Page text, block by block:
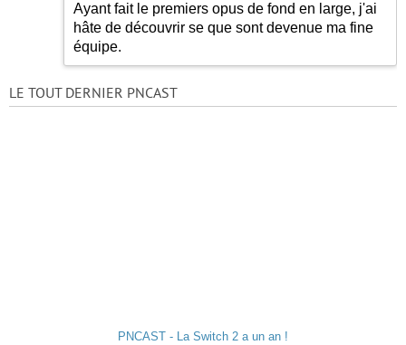
Ayant fait le premiers opus de fond en large, j'ai
hâte de découvrir se que sont devenue ma fine
équipe.
LE TOUT DERNIER PNCAST
PNCAST - La Switch 2 a un an !